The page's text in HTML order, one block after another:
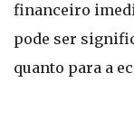
financeiro
pode ser
quanto para a